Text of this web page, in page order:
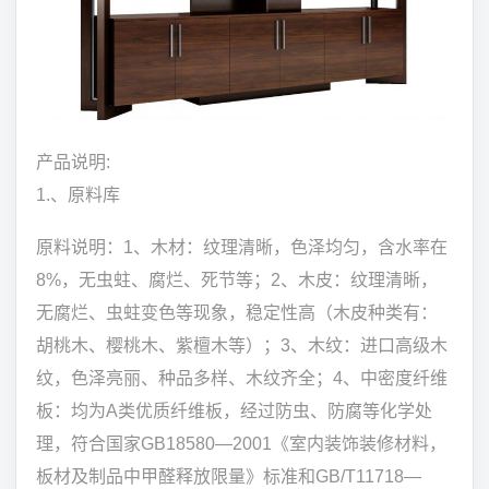
产品说明:
1.、原料库
原料说明：1、木材：纹理清晰，色泽均匀，含水率在
8%，无虫蛀、腐烂、死节等；2、木皮：纹理清晰，
无腐烂、虫蛀变色等现象，稳定性高（木皮种类有：
胡桃木、樱桃木、紫檀木等）；3、木纹：进口高级木
纹，色泽亮丽、种品多样、木纹齐全；4、中密度纤维
板：均为A类优质纤维板，经过防虫、防腐等化学处
理，符合国家GB18580—2001《室内装饰装修材料，
板材及制品中甲醛释放限量》标准和GB/T11718—